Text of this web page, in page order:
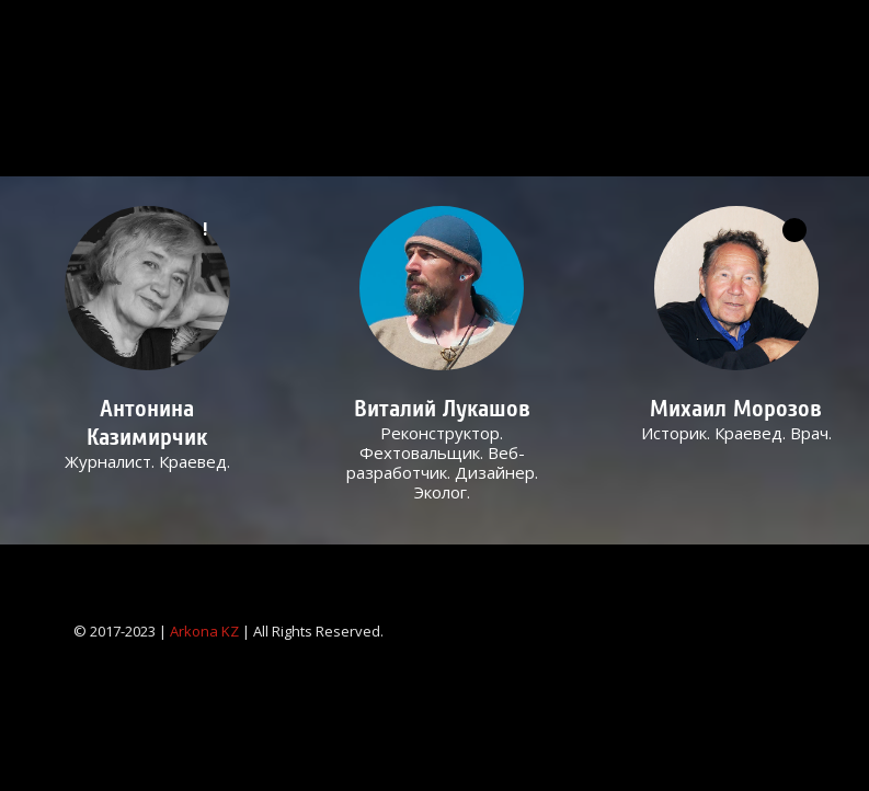
!
Антонина
Казимирчик
Журналист. Краевед.
Виталий Лукашов
Реконструктор.
Фехтовальщик. Веб-
разработчик. Дизайнер.
Эколог.
Михаил Морозов
Историк. Краевед. Врач.
© 2017-2023 |Arkona KZ | All Rights Reserved.